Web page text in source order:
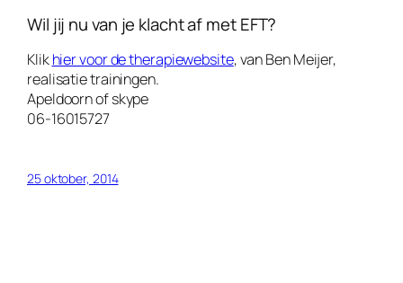
Wil jij nu van je klacht af met EFT?
Klikhier voor de therapiewebsite, van Ben Meijer,
realisatie trainingen.
Apeldoorn of skype
06-16015727
25 oktober, 2014